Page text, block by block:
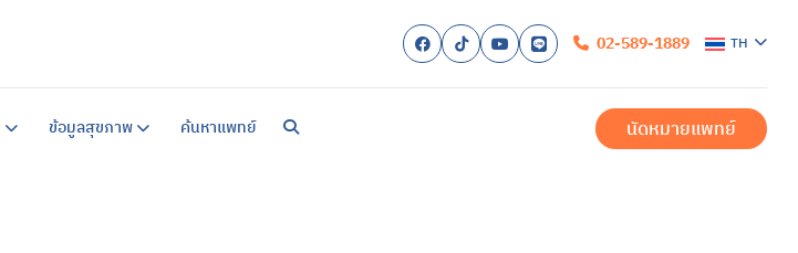
02-589-1889 TH
ข้อมูลสุขภาพ ค้นหาแพทย์ นัดหมายแพทย์
เกี่ยวกับเรา